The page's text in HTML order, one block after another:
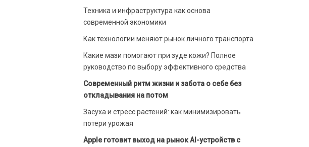
Техника и инфраструктура как основа
современной экономики
Как технологии меняют рынок личного транспорта
Какие мази помогают при зуде кожи? Полное
руководство по выбору эффективного средства
Современный ритм жизни и забота о себе без
откладывания на потом
Засуха и стресс растений: как минимизировать
потери урожая
Apple готовит выход на рынок AI-устройств с